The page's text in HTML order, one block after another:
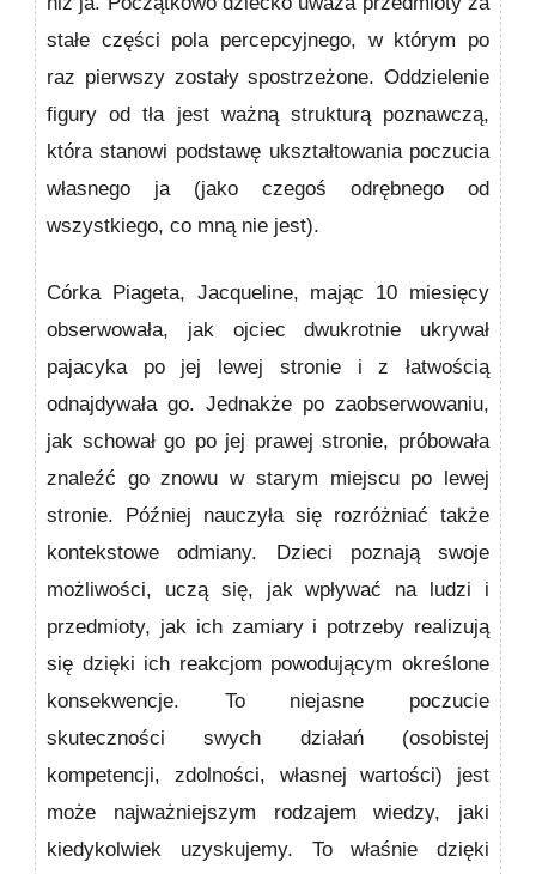
stałe części pola percepcyjnego, w którym po
raz pierwszy zostały spostrzeżone. Oddzielenie
figury od tła jest ważną strukturą poznawczą,
która stanowi podstawę ukształtowania poczucia
własnego ja (jako czegoś odręb­nego od
wszystkiego, co mną nie jest).
Córka Piageta, ­Jacqueline, mając 10 miesięcy
obserwowała, jak ojciec dwukrotnie ukrywał
pajacyka po jej lewej stronie i z łatwością
odnajdywała go. Jednakże po zaobserwowaniu,
jak schował go po jej prawej stronie, próbowała
znaleźć go znowu w starym miejscu po lewej
stronie. Później nauczyła się rozróżniać także
kontekstowe odmiany. Dzieci poznają swoje
możliwości, uczą się, jak wpływać na ludzi i
przedmioty, jak ich zamiary i potrzeby realizują
się dzięki ich reakcjom powodującym określone
konse­kwencje. To niejasne poczucie
skuteczności swych działań (osobistej
kompetencji, zdolności, własnej wartości) jest
może najważniejszym rodzajem wiedzy, jaki
kiedykolwiek uzyskujemy. To właśnie dzięki